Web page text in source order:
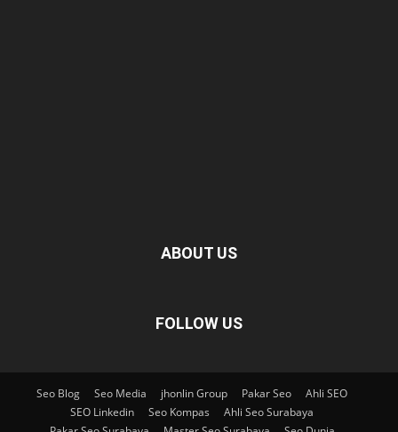
ABOUT US
FOLLOW US
Seo Blog Seo Media jhonlin Group Pakar Seo
Ahli SEO
SEO Linkedin
Seo Kompas
Ahli Seo Surabaya